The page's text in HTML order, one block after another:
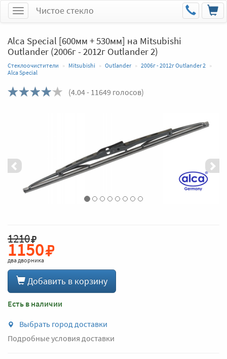
МенюЧистое стекло
Alca Special [600мм + 530мм] на Mitsubishi
Outlander (2006г - 2012г Outlander 2)
Стеклоочистители Mitsubishi Outlander
2006г - 2012г Outlander 2
Alca Special
(4.04- 11649 голосов)
1210
1150
два дворника
Добавить в корзину
Есть в наличии
Выбрать город доставки
Подробные условия доставки